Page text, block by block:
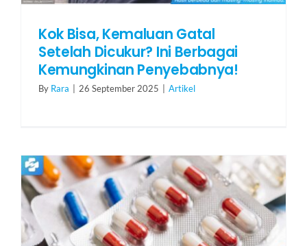
Kok Bisa, Kemaluan Gatal
Setelah Dicukur? Ini Berbagai
Kemungkinan Penyebabnya!
By Rara 26 September 2025 Artikel